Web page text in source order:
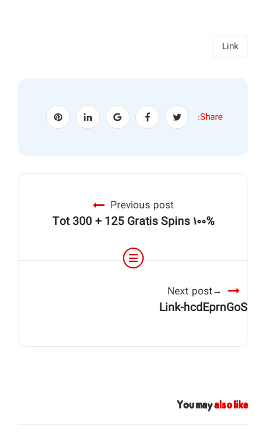
Link
Share:
Previous post
۱۰۰% Tot 300 + 125 Gratis Spins
Next post
Link-hcdEprnGoS
You mayalso like